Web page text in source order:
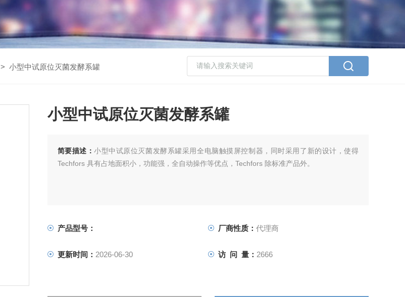
> 小型中试原位灭菌发酵系罐
小型中试原位灭菌发酵系罐
简要描述： 小型中试原位灭菌发酵系罐采用全电脑触摸屏控制器，同时采用了新的设计，使得
Techfors 具有占地面积小，功能强，全自动操作等优点，Techfors 除标准产品外。
产品型号： 厂商性质： 代理商
更新时间： 2026-06-30 访 问 量： 2666